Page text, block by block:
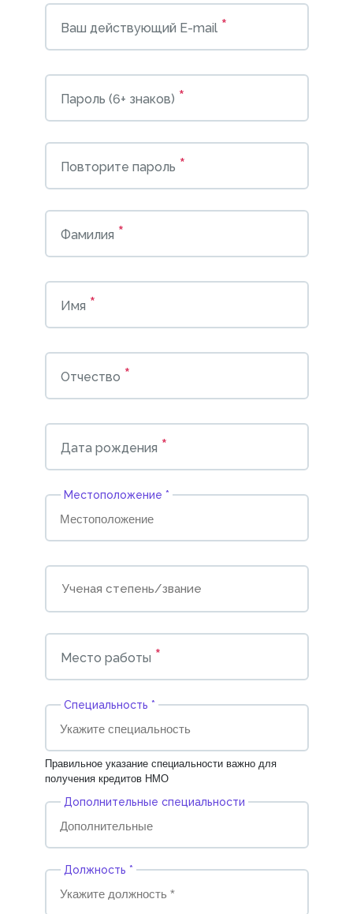
Ваш действующий E-mail *
Пароль (6+ знаков) *
Повторите пароль *
Фамилия *
Имя *
Отчество *
Дата рождения *
Местоположение *
Место работы *
Cпециальность *
Правильное указание специальности важно для
получения кредитов НМО
Дополнительные специальности
Должность *